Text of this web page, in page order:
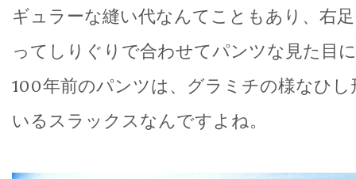
ギュラーな縫い代なんてこともあり、右
ってしりぐりで合わせてパンツな見た目
100年前のパンツは、グラミチの様なひ
いるスラックスなんですよね。